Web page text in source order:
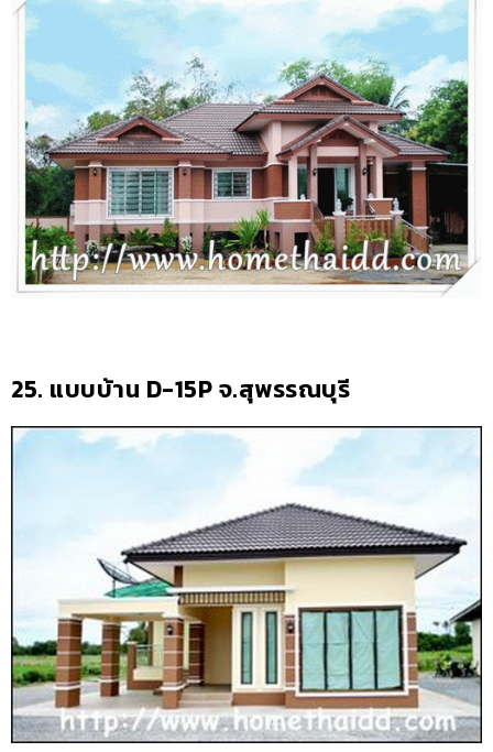
25. แบบบ้าน D-15P จ.สุพรรณบุรี